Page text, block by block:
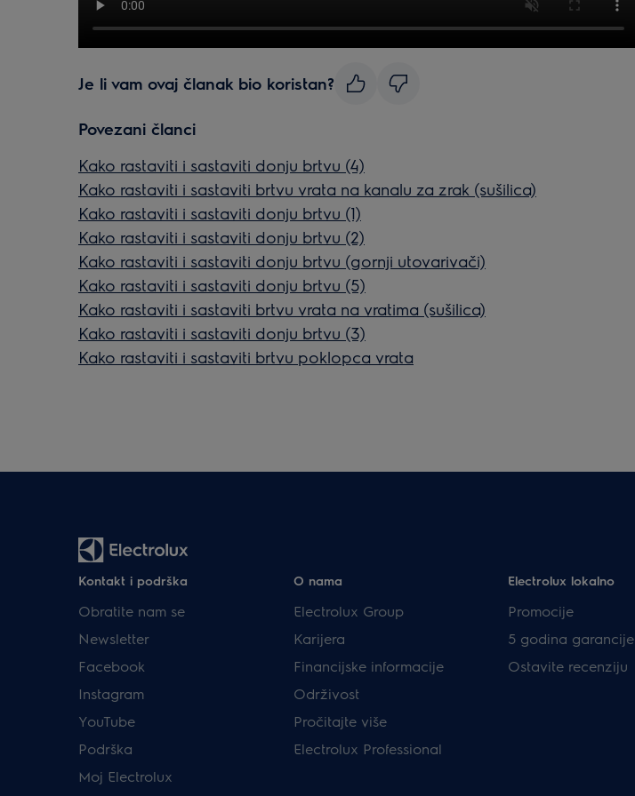
Je li vam ovaj članak bio koristan?
Povezani članci
Kako rastaviti i sastaviti donju brtvu (4)
Kako rastaviti i sastaviti brtvu vrata na kanalu za zrak (sušilica)
Kako rastaviti i sastaviti donju brtvu (1)
Kako rastaviti i sastaviti donju brtvu (2)
Kako rastaviti i sastaviti donju brtvu (gornji utovarivači)
Kako rastaviti i sastaviti donju brtvu (5)
Kako rastaviti i sastaviti brtvu vrata na vratima (sušilica)
Kako rastaviti i sastaviti donju brtvu (3)
Kako rastaviti i sastaviti brtvu poklopca vrata
Kontakt i podrška
Obratite nam se
Newsletter
Facebook
Instagram
YouTube
Podrška
Moj Electrolux
O nama
Electrolux Group
Karijera
Financijske informacije
Održivost
Pročitajte više
Electrolux Professional
Electrolux lokalno
Promocije
5 godina garancije
Ostavite recenziju